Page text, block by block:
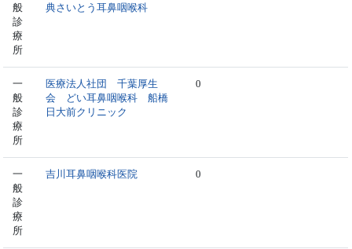
般
診
療
所
典さいとう耳鼻咽喉科
一
般
診
療
所
医療法人社団 千葉厚生
会 どい耳鼻咽喉科 船橋
日大前クリニック
0
一
般
診
療
所
吉川耳鼻咽喉科医院 0